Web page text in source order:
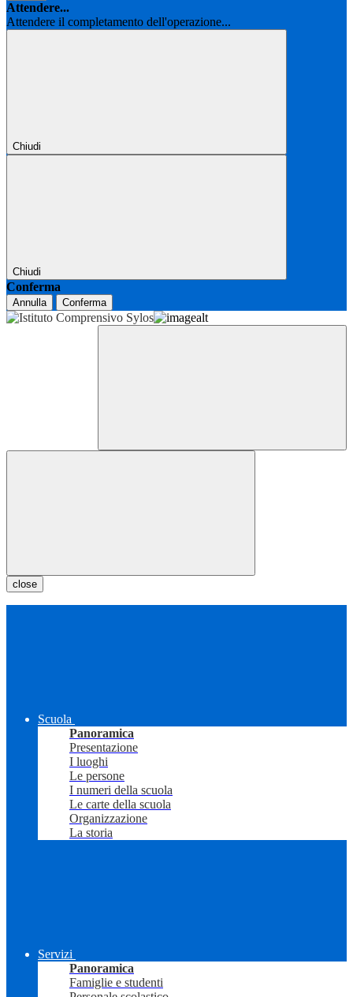
Attendere...
Attendere il completamento dell'operazione...
Chiudi
Chiudi
Conferma
Annulla Conferma
close
Scuola
Panoramica
Presentazione
I luoghi
Le persone
I numeri della scuola
Le carte della scuola
Organizzazione
La storia
Servizi
Panoramica
Famiglie e studenti